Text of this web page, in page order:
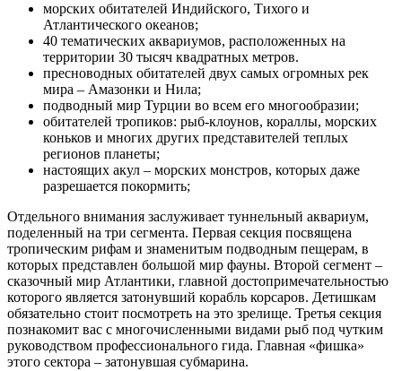
морских обитателей Индийского, Тихого и
Атлантического океанов;
40 тематических аквариумов, расположенных на
территории 30 тысяч квадратных метров.
пресноводных обитателей двух самых огромных рек
мира – Амазонки и Нила;
подводный мир Турции во всем его многообразии;
обитателей тропиков: рыб-клоунов, кораллы, морских
коньков и многих других представителей теплых
регионов планеты;
настоящих акул – морских монстров, которых даже
разрешается покормить;
Отдельного внимания заслуживает туннельный аквариум,
поделенный на три сегмента. Первая секция посвящена
тропическим рифам и знаменитым подводным пещерам, в
которых представлен большой мир фауны. Второй сегмент –
сказочный мир Атлантики, главной достопримечательностью
которого является затонувший корабль корсаров. Детишкам
обязательно стоит посмотреть на это зрелище. Третья секция
познакомит вас с многочисленными видами рыб под чутким
руководством профессионального гида. Главная «фишка»
этого сектора – затонувшая субмарина.